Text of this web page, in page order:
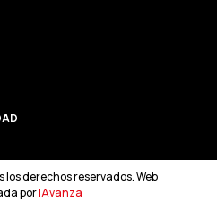
derechos reservados. Web
poriAvanza